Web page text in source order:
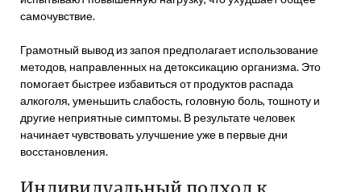
самочувствие.
Грамотный вывод из запоя предполагает использование
методов, направленных на детоксикацию организма. Это
помогает быстрее избавиться от продуктов распада
алкоголя, уменьшить слабость, головную боль, тошноту и
другие неприятные симптомы. В результате человек
начинает чувствовать улучшение уже в первые дни
восстановления.